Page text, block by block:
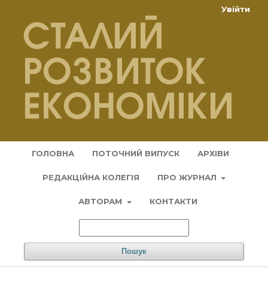
ГОЛОВНА ПОТОЧНИЙ ВИПУСК АРХІВИ
РЕДАКЦІЙНА КОЛЕГІЯ ПРО ЖУРНАЛ
АВТОРАМ КОНТАКТИ
Пошук
Увійти